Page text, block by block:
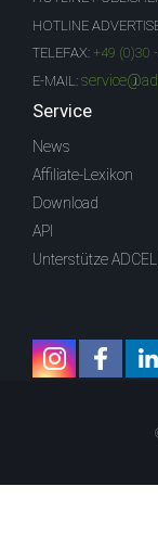
HOTLINE
TELEFAX: +49 (0)30
E-MAIL:
Service
News
Affiliate-Lexikon
Download
API
Unterstütze ADCELL